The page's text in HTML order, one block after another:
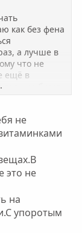
как без фена
а лучше в
что не
ещё в
будет
заснуть не
При этом я
буду, выхода
советов, по
ли мне
не
это не
на
упоротым